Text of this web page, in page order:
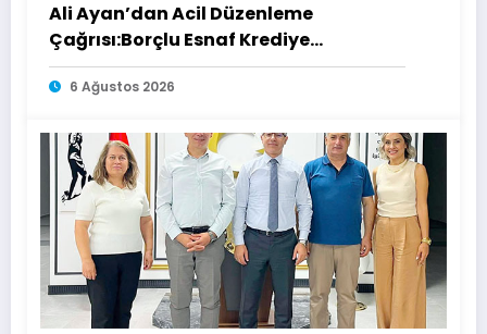
Ali Ayan’dan Acil Düzenleme
Çağrısı:Borçlu Esnaf Krediye
Ulaşamıyor
6 Ağustos 2026